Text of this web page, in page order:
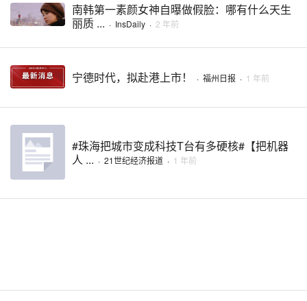
南韩第一素颜女神自曝做假脸：哪有什么天生
丽质 ... · InsDaily · 2 年前
宁德时代，拟赴港上市！ · 福州日报 · 1 年前
#珠海把城市变成科技T台有多硬核#【把机器
人 ... · 21世纪经济报道 · 1 年前